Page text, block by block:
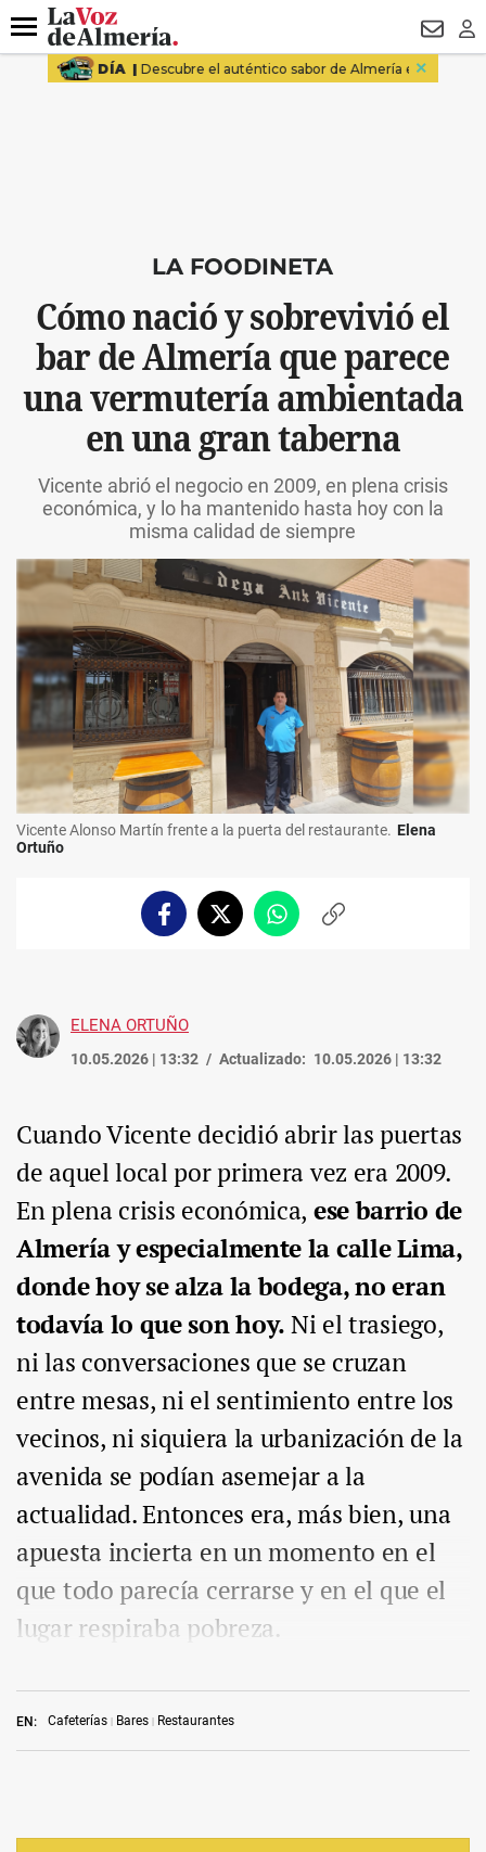
DESTACADO TURISMO
Menú
LA FOODINETA
Cómo nació y sobrevivió el
bar de Almería que parece
una vermutería ambientada
en una gran taberna
Vicente abrió el negocio en 2009, en plena crisis
económica, y lo ha mantenido hasta hoy con la
misma calidad de siempre
Vicente Alonso Martín frente a la puerta del restaurante. Elena
Ortuño
FacebookTwitterWhatsappCopiar
ELENA ORTUÑO
10.05.2026 | 13:32 Actualizado: 10.05.2026 | 13:32
EN: Cafeterías Bares Restaurantes
Cuando Vicente decidió abrir las puertas
de aquel local por primera vez era 2009.
En plena crisis económica, ese barrio de
Almería y especialmente la calle Lima,
donde hoy se alza la bodega, no eran
todavía lo que son hoy.Ni el trasiego,
ni las conversaciones que se cruzan
entre mesas, ni el sentimiento entre los
vecinos, ni siquiera la urbanización de la
avenida se podían asemejar a la
actualidad. Entonces era, más bien, una
apuesta incierta en un momento en el
que todo parecía cerrarse y en el que el
lugar respiraba pobreza.